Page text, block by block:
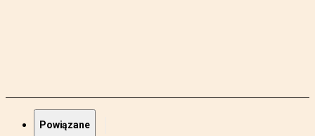
Powiązane